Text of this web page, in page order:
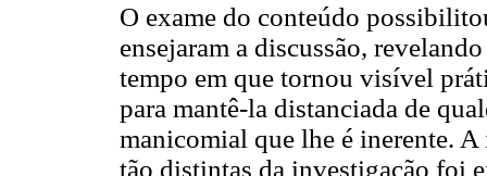
O exame do conteúdo
ensejaram a discussão,
tempo em que tornou visível
para mantê-la distanciada de
manicomial que lhe é inerente. A
tão distintas da investigação foi